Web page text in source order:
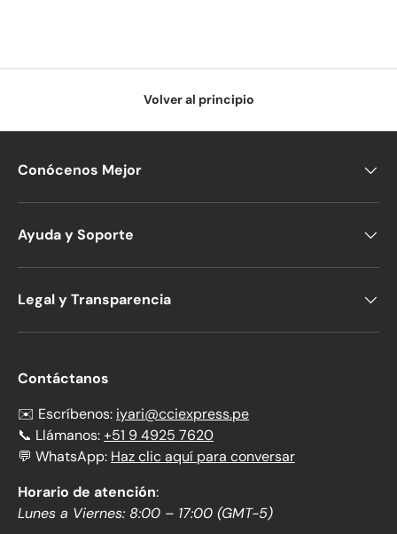
Volver al principio
Conócenos Mejor
Ayuda y Soporte
Legal y Transparencia
Contáctanos
✉️ Escríbenos: iyari@cciexpress.pe
📞 Llámanos:+51 9 4925 7620
💬 WhatsApp: Haz clic aquí para conversar
Horario de atención:
Lunes a Viernes: 8:00 – 17:00 (GMT-5)